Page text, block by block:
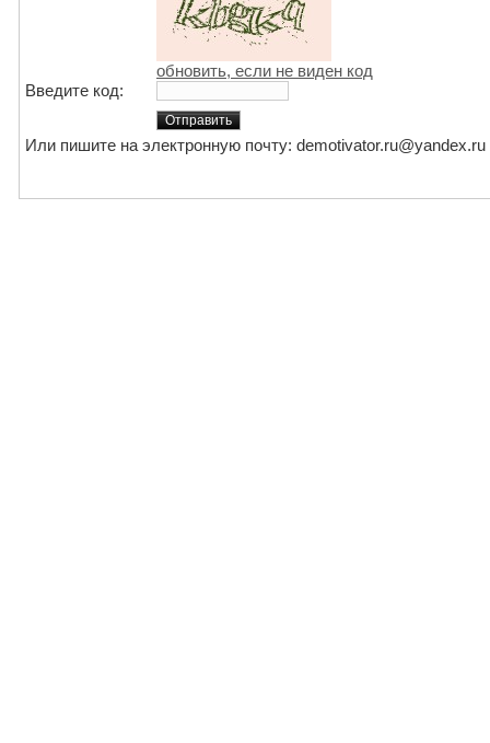
обновить, если не виден код
Введите код:
Или пишите на электронную почту: demotivator.ru@yandex.ru